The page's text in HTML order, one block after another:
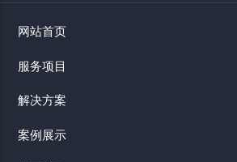
网站首页
服务项目
解决方案
案例展示